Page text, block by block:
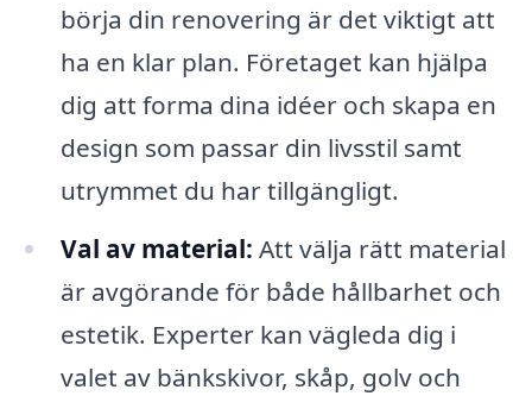
börja din renovering är det viktigt att
ha en klar plan. Företaget kan hjälpa
dig att forma dina idéer och skapa en
design som passar din livsstil samt
utrymmet du har tillgängligt.
Val av material: Att välja rätt material
är avgörande för både hållbarhet och
estetik. Experter kan vägleda dig i
valet av bänkskivor, skåp, golv och